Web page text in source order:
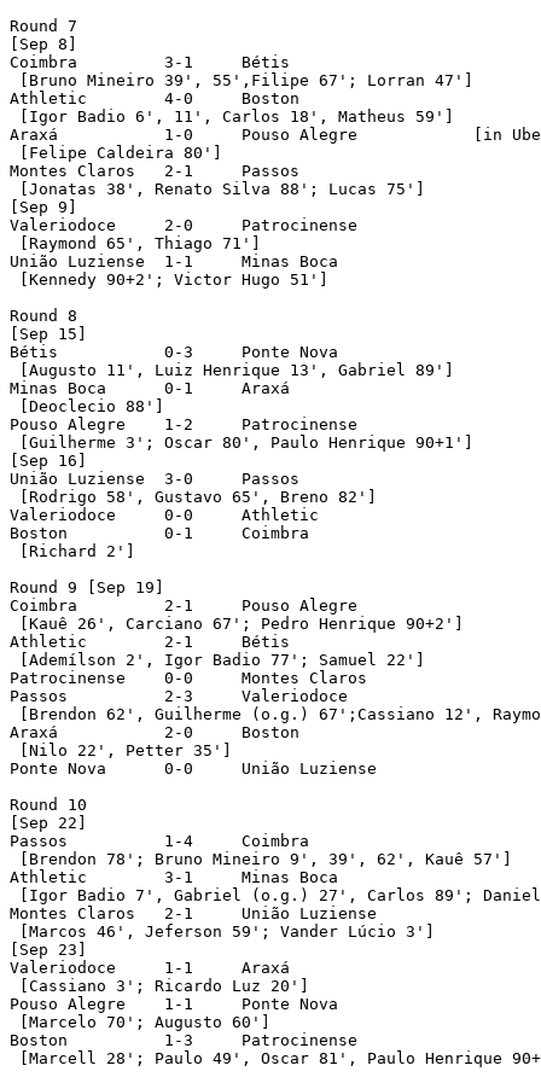
Round 7
[Sep 8]
Coimbra		3-1	Bétis
[Bruno Mineiro 39', 55',Filipe 67'; Lorran 47']
Athletic	4-0	Boston
[Igor Badio 6', 11', Carlos 18', Matheus 59']
Araxá		1-0	Pouso Alegre		[in Uberaba]
[Felipe Caldeira 80']
Montes Claros	2-1	Passos
[Jonatas 38', Renato Silva 88'; Lucas 75']
[Sep 9]
Valeriodoce	2-0	Patrocinense
[Raymond 65', Thiago 71']
União Luziense	1-1	Minas Boca
[Kennedy 90+2'; Victor Hugo 51']
Round 8
[Sep 15]
Bétis		0-3	Ponte Nova
[Augusto 11', Luiz Henrique 13', Gabriel 89']
Minas Boca	0-1	Araxá
[Deoclecio 88']
Pouso Alegre	1-2	Patrocinense
[Guilherme 3'; Oscar 80', Paulo Henrique 90+1']
[Sep 16]
União Luziense	3-0	Passos
[Rodrigo 58', Gustavo 65', Breno 82']
Valeriodoce	0-0	Athletic
Boston		0-1	Coimbra
[Richard 2']
Round 9 [Sep 19]
Coimbra		2-1	Pouso Alegre
[Kauê 26', Carciano 67'; Pedro Henrique 90+2']
Athletic	2-1	Bétis
[Ademílson 2', Igor Badio 77'; Samuel 22']
Patrocinense	0-0	Montes Claros
Passos		2-3	Valeriodoce
[Brendon 62', Guilherme (o.g.) 67';Cassiano 12',
Araxá		2-0	Boston
[Nilo 22', Petter 35']
Ponte Nova	0-0	União Luziense
Round 10
[Sep 22]
Passos		1-4	Coimbra
[Brendon 78'; Bruno Mineiro 9', 39', 62', Kauê 57']
Athletic	3-1	Minas Boca
[Igor Badio 7', Gabriel (o.g.) 27', Carlos 89';
Montes Claros	2-1	União Luziense
[Marcos 46', Jeferson 59'; Vander Lúcio 3']
[Sep 23]
Valeriodoce	1-1	Araxá
[Cassiano 3'; Ricardo Luz 20']
Pouso Alegre	1-1	Ponte Nova
[Marcelo 70'; Augusto 60']
Boston		1-3	Patrocinense
[Marcell 28'; Paulo 49', Oscar 81', Paulo Henrique